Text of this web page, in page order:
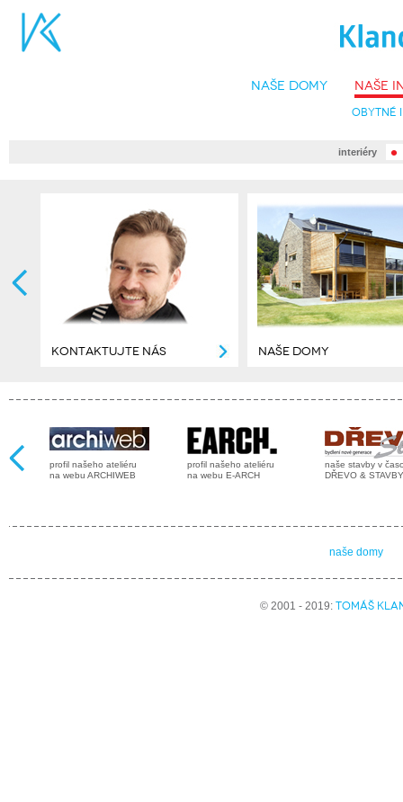
naše domy naše
obytné
interiéry •
KONTAKTUJTE NÁS NAŠE DOMY
profil našeho ateliéru
na webu ARCHIWEB
profil našeho ateliéru
na webu E-ARCH
naše stavby v
DŘEVO & STAVBY
naše domy
© 2001 - 2019:TOMÁŠ